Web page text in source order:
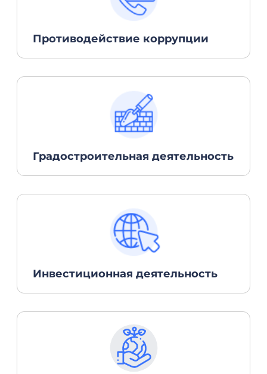
Противодействие коррупции
Градостроительная деятельность
Инвестиционная деятельность